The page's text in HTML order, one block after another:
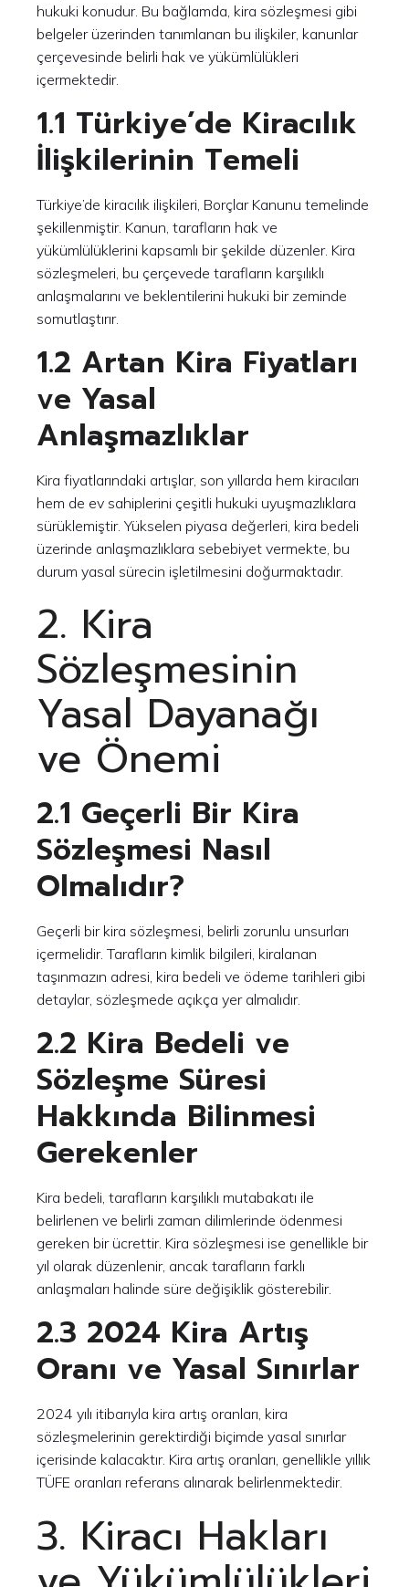
hukuki konudur. Bu bağlamda, kira sözleşmesi gibi
belgeler üzerinden tanımlanan bu ilişkiler, kanunlar
çerçevesinde belirli hak ve yükümlülükleri
içermektedir.
1.1 Türkiye’de Kiracılık
İlişkilerinin Temeli
Türkiye’de kiracılık ilişkileri, Borçlar Kanunu temelinde
şekillenmiştir. Kanun, tarafların hak ve
yükümlülüklerini kapsamlı bir şekilde düzenler. Kira
sözleşmeleri, bu çerçevede tarafların karşılıklı
anlaşmalarını ve beklentilerini hukuki bir zeminde
somutlaştırır.
1.2 Artan Kira Fiyatları
ve Yasal
Anlaşmazlıklar
Kira fiyatlarındaki artışlar, son yıllarda hem kiracıları
hem de ev sahiplerini çeşitli hukuki uyuşmazlıklara
sürüklemiştir. Yükselen piyasa değerleri, kira bedeli
üzerinde anlaşmazlıklara sebebiyet vermekte, bu
durum yasal sürecin işletilmesini doğurmaktadır.
2. Kira
Sözleşmesinin
Yasal Dayanağı
ve Önemi
2.1 Geçerli Bir Kira
Sözleşmesi Nasıl
Olmalıdır?
Geçerli bir kira sözleşmesi, belirli zorunlu unsurları
içermelidir. Tarafların kimlik bilgileri, kiralanan
taşınmazın adresi, kira bedeli ve ödeme tarihleri gibi
detaylar, sözleşmede açıkça yer almalıdır.
2.2 Kira Bedeli ve
Sözleşme Süresi
Hakkında Bilinmesi
Gerekenler
Kira bedeli, tarafların karşılıklı mutabakatı ile
belirlenen ve belirli zaman dilimlerinde ödenmesi
gereken bir ücrettir. Kira sözleşmesi ise genellikle bir
yıl olarak düzenlenir, ancak tarafların farklı
anlaşmaları halinde süre değişiklik gösterebilir.
2.3 2024 Kira Artış
Oranı ve Yasal Sınırlar
2024 yılı itibarıyla kira artış oranları, kira
sözleşmelerinin gerektirdiği biçimde yasal sınırlar
içerisinde kalacaktır. Kira artış oranları, genellikle yıllık
TÜFE oranları referans alınarak belirlenmektedir.
3. Kiracı Hakları